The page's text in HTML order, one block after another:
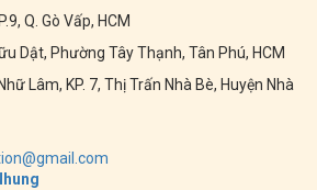
Q. Gò Vấp, HCM
Dật, Phường Tây Thạnh, Tân Phú, HCM
Lâm, KP. 7, Thị Trấn Nhà Bè, Huyện Nhà